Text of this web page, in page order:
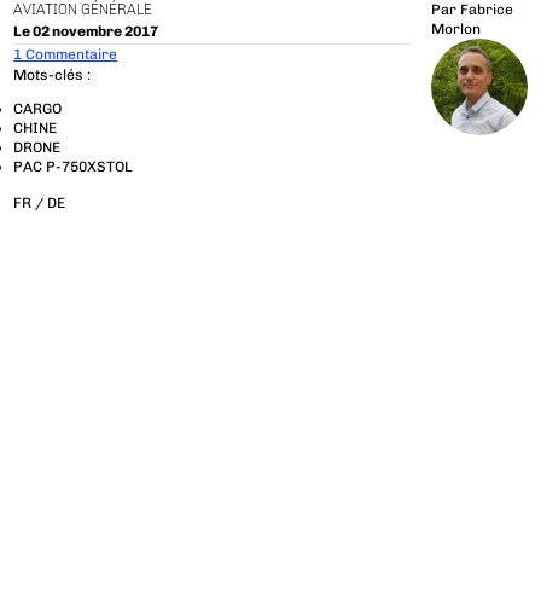
AVIATION GÉNÉRALE
Le 02 novembre 2017
Par Fabrice
Morlon
1 Commentaire
Mots-clés :
CARGO
CHINE
DRONE
PAC P-750XSTOL
FR / DE